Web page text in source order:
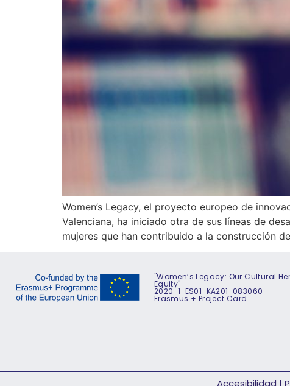
Women’s Legacy, el proyecto europeo de
Valenciana, ha iniciado otra de sus líneas de
mujeres que han contribuido a la construcción
"Women’s Legacy: Our Cultural
Equity"
2020-1-ES01-KA201-083060
Erasmus + Project Card
Accesibilidad |